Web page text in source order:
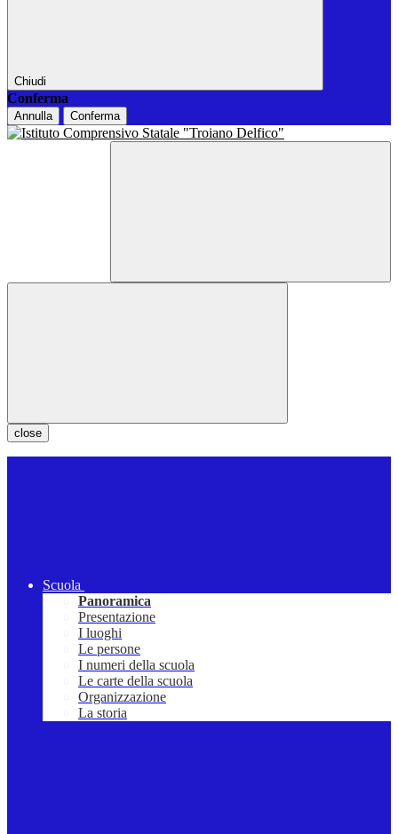
Chiudi
Conferma
Annulla Conferma
close
Scuola
Panoramica
Presentazione
I luoghi
Le persone
I numeri della scuola
Le carte della scuola
Organizzazione
La storia